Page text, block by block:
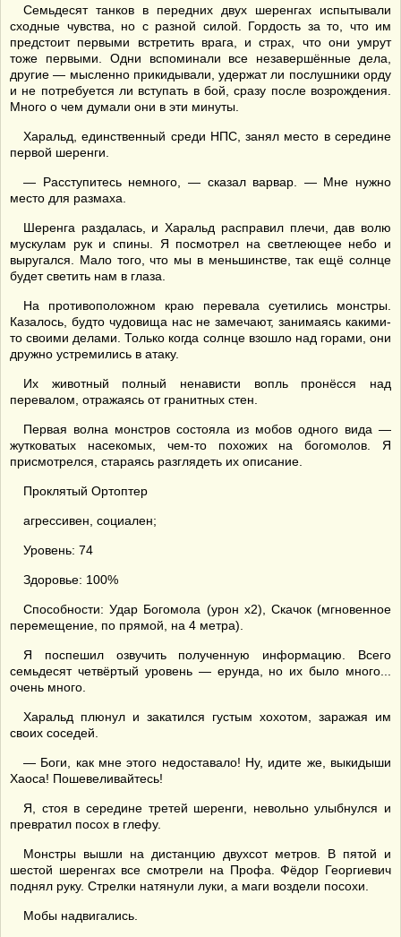
Семьдесят танков в передних двух шеренгах испытывали
сходные чувства, но с разной силой. Гордость за то, что им
предстоит первыми встретить врага, и страх, что они умрут
тоже первыми. Одни вспоминали все незавершённые дела,
другие — мысленно прикидывали, удержат ли послушники орду
и не потребуется ли вступать в бой, сразу после возрождения.
Много о чем думали они в эти минуты.
Харальд, единственный среди НПС, занял место в середине
первой шеренги.
— Расступитесь немного, — сказал варвар. — Мне нужно
место для размаха.
Шеренга раздалась, и Харальд расправил плечи, дав волю
мускулам рук и спины. Я посмотрел на светлеющее небо и
выругался. Мало того, что мы в меньшинстве, так ещё солнце
будет светить нам в глаза.
На противоположном краю перевала суетились монстры.
Казалось, будто чудовища нас не замечают, занимаясь какими-
то своими делами. Только когда солнце взошло над горами, они
дружно устремились в атаку.
Их животный полный ненависти вопль пронёсся над
перевалом, отражаясь от гранитных стен.
Первая волна монстров состояла из мобов одного вида —
жутковатых насекомых, чем-то похожих на богомолов. Я
присмотрелся, стараясь разглядеть их описание.
Проклятый Ортоптер
агрессивен, социален;
Уровень: 74
Здоровье: 100%
Способности: Удар Богомола (урон х2), Скачок (мгновенное
перемещение, по прямой, на 4 метра).
Я поспешил озвучить полученную информацию. Всего
семьдесят четвёртый уровень — ерунда, но их было много...
очень много.
Харальд плюнул и закатился густым хохотом, заражая им
своих соседей.
— Боги, как мне этого недоставало! Ну, идите же, выкидыши
Хаоса! Пошевеливайтесь!
Я, стоя в середине третей шеренги, невольно улыбнулся и
превратил посох в глефу.
Монстры вышли на дистанцию двухсот метров. В пятой и
шестой шеренгах все смотрели на Профа. Фёдор Георгиевич
поднял руку. Стрелки натянули луки, а маги воздели посохи.
Мобы надвигались.